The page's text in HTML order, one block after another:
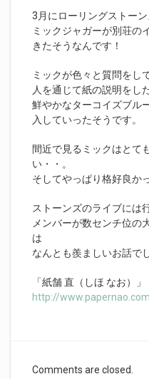
3月にローリングストー
ミックジャガーが別荘の
きたそうなんです！
ミックが色々と質問をし
人を通じて紙の説明をし
鮮やかなターコイズブル
入していったそうです。
間近で見るミックはとて
い・・。
そしてやっぱり格好良か
ストーンズのライブには
メンバーが数センチ位の
は
なんとも羨ましいお話で
「紙舗 直（しほ なお）」
http://
Comments are closed.